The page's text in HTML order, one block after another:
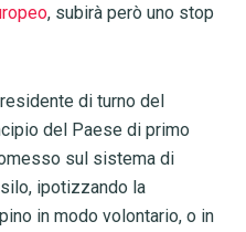
, subirà però uno stop
di turno del
del Paese di primo
sul sistema di
ipotizzando la
in modo volontario, o in